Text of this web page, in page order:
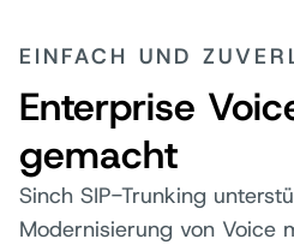
EINFACH UND
Enterprise
gemacht
Sinch SIP-Trunking
Modernisierung von Voice